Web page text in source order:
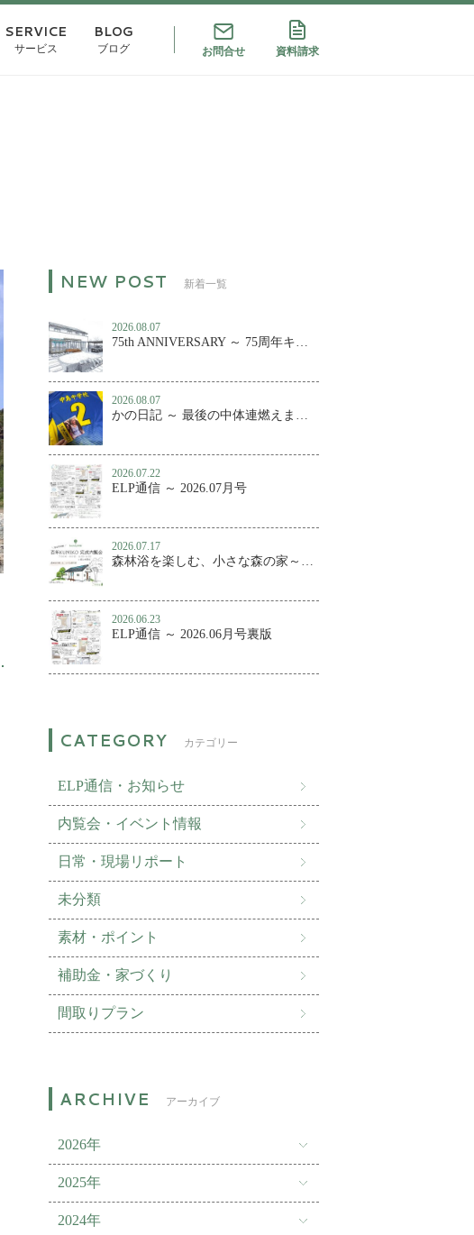
SERVICE
サービス
BLOG
ブログ お問合せ 資料請求
新着一覧
2026.08.07
75th ANNIVERSARY ～ 75周年キャンペーン第２弾！
2026.08.07
かの日記 ～ 最後の中体連燃えました
2026.07.22
ELP通信 ～ 2026.07月号
2026.07.17
森林浴を楽しむ、小さな森の家～百年KUMIKO 完成内覧会
2026.06.23
ELP通信 ～ 2026.06月号裏版
カテゴリー
ELP通信・お知らせ
内覧会・イベント情報
日常・現場リポート
未分類
素材・ポイント
補助金・家づくり
間取りプラン
アーカイブ
2026年
2025年
2024年